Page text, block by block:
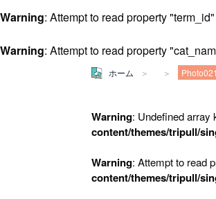
Warning: Attempt to read property
Warning: Attempt to read property
ホーム
Warning: Undefined array
content/themes/tripull/
Warning: Attempt to read
content/themes/tripull/